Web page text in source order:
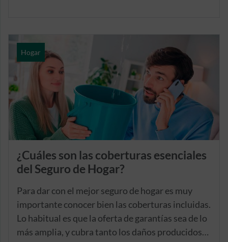
Hogar
¿Cuáles son las coberturas esenciales
del Seguro de Hogar?
Para dar con el mejor seguro de hogar es muy
importante conocer bien las coberturas incluidas.
Lo habitual es que la oferta de garantías sea de lo
más amplia, y cubra tanto los daños producidos